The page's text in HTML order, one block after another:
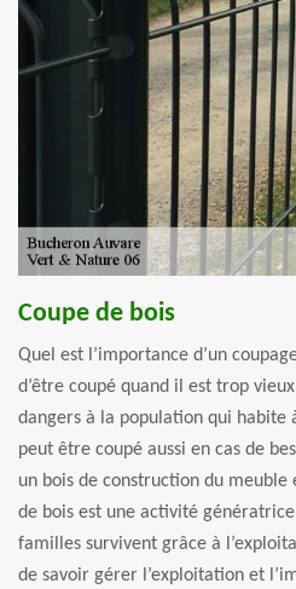
Coupe de bois
Quel est l’importance d’un
d’être coupé quand il est trop
dangers à la population qui habite
peut être coupé aussi en cas de
un bois de construction du meuble
de bois est une activité
familles survivent grâce à
de savoir gérer l’exploitation et